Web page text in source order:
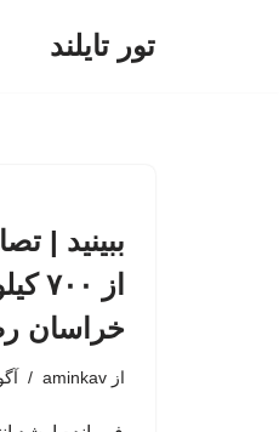
تور تایلند
ببینید |
از
خراسان
از aminkav